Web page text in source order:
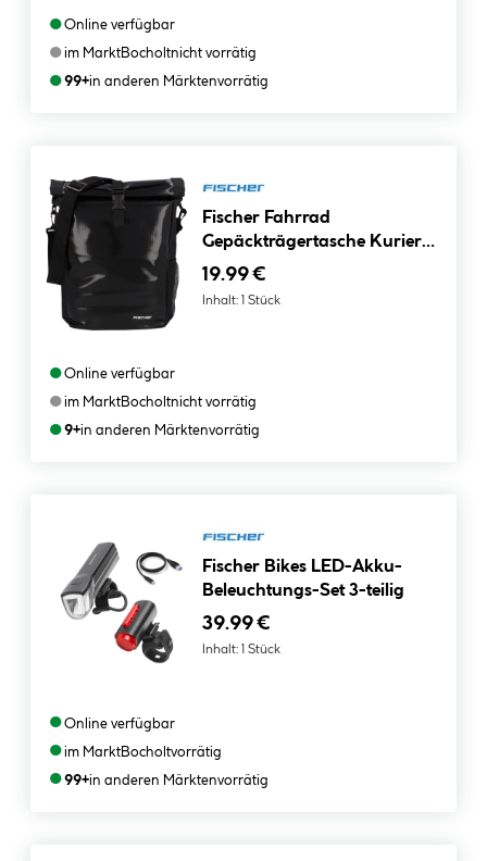
●Online verfügbar
●im MarktBocholtnicht vorrätig
●99+in anderen Märktenvorrätig
Fischer Fahrrad
Gepäckträgertasche Kurier
schwarz
19.99 €
Inhalt: 1 Stück
●Online verfügbar
●im MarktBocholtnicht vorrätig
●9+in anderen Märktenvorrätig
Fischer Bikes LED-Akku-
Beleuchtungs-Set 3-teilig
39.99 €
Inhalt: 1 Stück
●Online verfügbar
●im MarktBocholtvorrätig
●99+in anderen Märktenvorrätig